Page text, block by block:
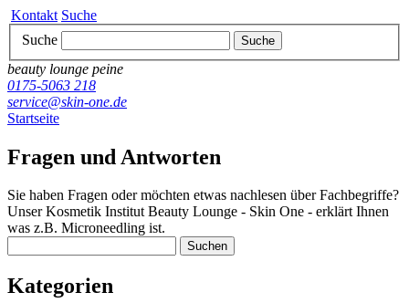
Kontakt Suche
Suche
Suche
beauty lounge peine
0175-5063 218
service@skin-one.de
Startseite
Fragen und Antworten
Sie haben Fragen oder möchten etwas nachlesen über Fachbegriffe?
Unser Kosmetik Institut Beauty Lounge - Skin One - erklärt Ihnen
was z.B. Microneedling ist.
Kategorien